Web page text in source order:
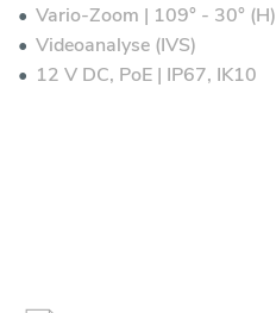
Vario-Zoom | 109° - 30° (H)
Videoanalyse (IVS)
12 V DC, PoE | IP67, IK10